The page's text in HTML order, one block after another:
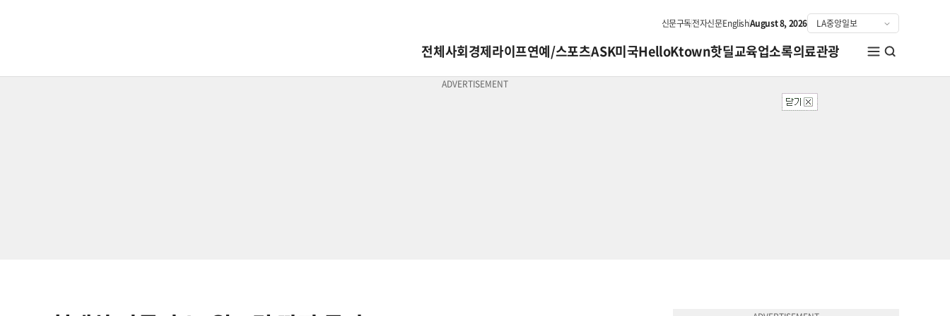
신문구독전자신문EnglishAugust 8, 2026
전체사회경제라이프연예/스포츠ASK미국HelloKtown핫딜교육업소록의료관광